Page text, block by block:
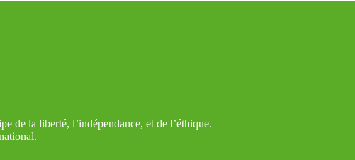
de la liberté, l’indépendance, et de l’éthique.